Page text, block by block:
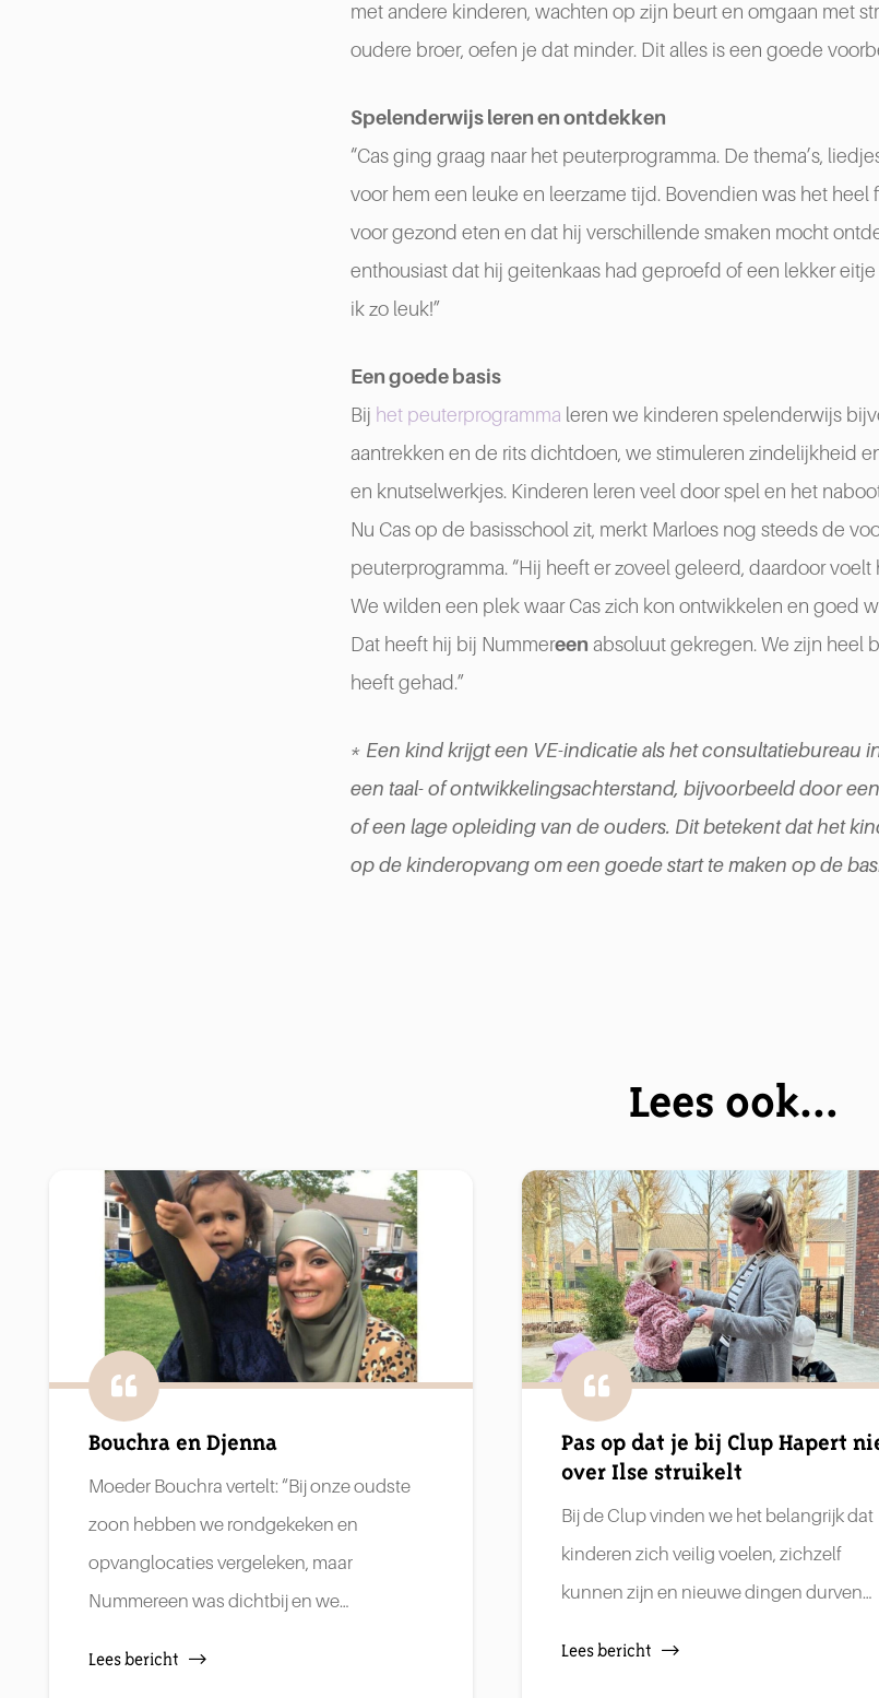
met andere kinderen, wachten op zijn beurt en omgaan met
oudere broer, oefen je dat minder. Dit alles is een goede
Spelenderwijs leren en ontdekken
“Cas ging graag naar het peuterprogramma. De thema’s,
voor hem een leuke en leerzame tijd. Bovendien was het heel
voor gezond eten en dat hij verschillende smaken mocht
enthousiast dat hij geitenkaas had geproefd of een lekker
ik zo leuk!”
Een goede basis
Bij het peuterprogramma leren we kinderen spelenderwijs
aantrekken en de rits dichtdoen, we stimuleren zindelijkheid
en knutselwerkjes. Kinderen leren veel door spel en het
Nu Cas op de basisschool zit, merkt Marloes nog steeds de
peuterprogramma. “Hij heeft er zoveel geleerd, daardoor
We wilden een plek waar Cas zich kon ontwikkelen en goed
Dat heeft hij bij Nummereen absoluut gekregen. We zijn heel
heeft gehad.”
* Een kind krijgt een VE-indicatie als het consultatiebureau
een taal- of ontwikkelingsachterstand, bijvoorbeeld door
of een lage opleiding van de ouders. Dit betekent dat het
op de kinderopvang om een goede start te maken op de
Lees ook…
Bouchra en Djenna
Moeder Bouchra vertelt: “Bij onze oudste
zoon hebben we rondgekeken en
opvanglocaties vergeleken, maar
Nummereen was dichtbij en we…
Lees bericht
Pas op dat je bij Clup Hapert
over Ilse struikelt
Bij de Clup vinden we het belangrijk dat
kinderen zich veilig voelen, zichzelf
kunnen zijn en nieuwe dingen durven…
Lees bericht